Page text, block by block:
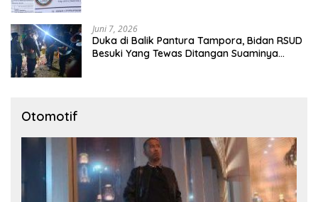
Juni 7, 2026
Duka di Balik Pantura Tampora, Bidan RSUD
Besuki Yang Tewas Ditangan Suaminya
Otomotif